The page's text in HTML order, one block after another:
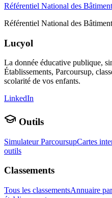
Référentiel National des
Référentiel National des
Lucyol
La donnée éducative publique,
Établissements, Parcoursup,
scolarité de vos enfants.
LinkedIn
Outils
Simulateur ParcoursupCartes
outils
Classements
Tous les classementsAnnuaire